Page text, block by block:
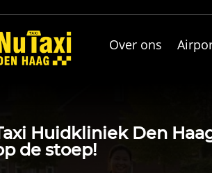
Over ons
Huidkliniek Den
de stoep!